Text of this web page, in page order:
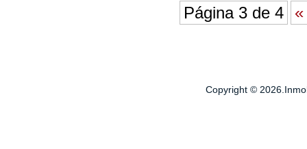
Página 3 de 4 «
Copyright ©